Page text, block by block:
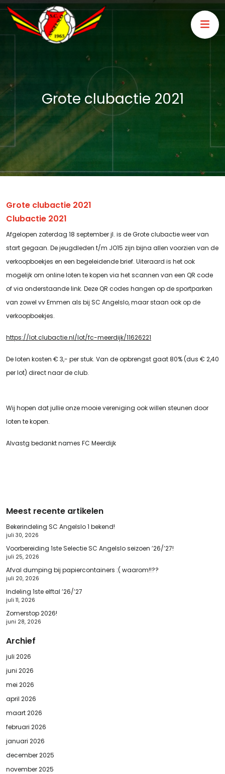
Grote clubactie 2021
Grote clubactie 2021
Clubactie 2021
Afgelopen zaterdag 18 september jl. is de Grote clubactie weer van
start gegaan. De jeugdleden t/m JO15 zijn bijna allen voorzien van de
verkoopboekjes en een begeleidende brief. Uiteraard is het ook
mogelijk om online loten te kopen via het scannen van een QR code
of via onderstaande link. Deze QR codes hangen op de sportparken
van zowel vv Emmen als bij SC Angelslo, maar staan ook op de
verkoopboekjes.
https://lot.clubactie.nl/lot/fc-meerdijk/11626221
De loten kosten € 3,- per stuk. Van de opbrengst gaat 80% (dus € 2,40
per lot) direct naar de club.
Wij hopen dat jullie onze mooie vereniging ook willen steunen door
loten te kopen.
Alvastg bedankt names FC Meerdijk
Meest recente artikelen
Bekerindeling SC Angelslo 1 bekend!
juli 30, 2026
Voorbereiding 1ste Selectie SC Angelslo seizoen ’26/’27!
juli 25, 2026
Afval dumping bij papiercontainers :( waarom!!??
juli 20, 2026
Indeling 1ste elftal ’26/’27
juli 11, 2026
Zomerstop 2026!
juni 28, 2026
Archief
juli 2026
juni 2026
mei 2026
april 2026
maart 2026
februari 2026
januari 2026
december 2025
november 2025